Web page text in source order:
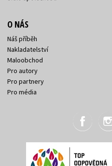
O NÁS
Náš příběh
Nakladatelství
Maloobchod
Pro autory
Pro partnery
Pro média